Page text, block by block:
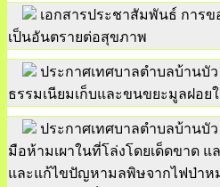
เอกสารประชาสัมพันธ์ การ
เป็นอันตรายต่อสุขภาพ
ประกาศเทศบาลตำบลบ้านบัว
ธรรมเนียมเก็บและขนขยะมูลฝอย
ประกาศเทศบาลตำบลบ้านบัว
มือห้ามเผาในที่โล่งโดยเด็ดขาด แ
และแก้ไขปัญหามลพิษจากไฟป่าห